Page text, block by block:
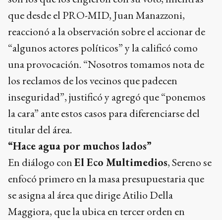
que desde el PRO-MID, Juan Manazzoni,
reaccionó a la observación sobre el accionar de
“algunos actores políticos” y la calificó como
una provocación. “Nosotros tomamos nota de
los reclamos de los vecinos que padecen
inseguridad”, justificó y agregó que “ponemos
la cara” ante estos casos para diferenciarse del
titular del área.
“Hace agua por muchos lados”
En diálogo conEl Eco Multimedios, Sereno se
enfocó primero en la masa presupuestaria que
se asigna al área que dirige Atilio Della
Maggiora, que la ubica en tercer orden en